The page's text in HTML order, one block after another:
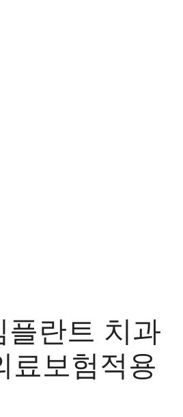
란트 치과
료보험적용